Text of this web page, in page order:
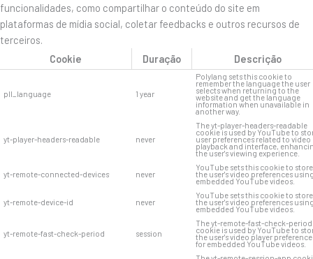
funcionalidades, como compartilhar o conteúdo do site em
plataformas de mídia social, coletar feedbacks e outros recursos de
terceiros.
Cookie
Duração Descrição
pll_language 1 year
Polylang sets this cookie to
remember the language the user
selects when returning to the
website and get the language
information when unavailable in
another way.
yt-player-headers-readable never
The yt-player-headers-readable
cookie is used by YouTube to
user preferences related to video
playback and interface,
the user's viewing experience.
yt-remote-connected-devices never
YouTube sets this cookie to store
the user's video preferences
embedded YouTube videos.
yt-remote-device-id never
YouTube sets this cookie to store
the user's video preferences
embedded YouTube videos.
yt-remote-fast-check-period session
The yt-remote-fast-check-period
cookie is used by YouTube to
the user's video player
for embedded YouTube videos.